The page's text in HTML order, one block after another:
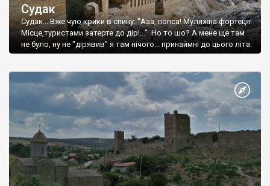
Судак
Судак... Вже чую крики в спину: "Ааа, попса! Муляжна фортеця!
Місце,туристами затерте до дір!..." Но то шо? А мене ще там
не було, ну не "дірявив" я там нічого... принаймні до цього літа.